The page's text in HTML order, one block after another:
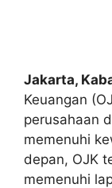
Jakarta,
Keuangan
perusahaan
memenuhi
depan, OJK
memenuhi